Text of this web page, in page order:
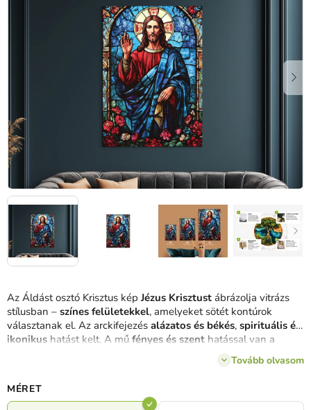
Az Áldást osztó Krisztus kép Jézus Krisztust ábrázolja vitrázs
stílusban – színes felületekkel, amelyeket sötét kontúrok
választanak el. Az arckifejezés alázatos és békés, spirituális és
ikonikus hatást kelt. A mű fényes és szent hatással van a
templomi üvegablakonTovább olvasom
MÉRET